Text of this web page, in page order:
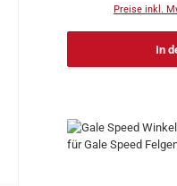
Preise inkl.
In